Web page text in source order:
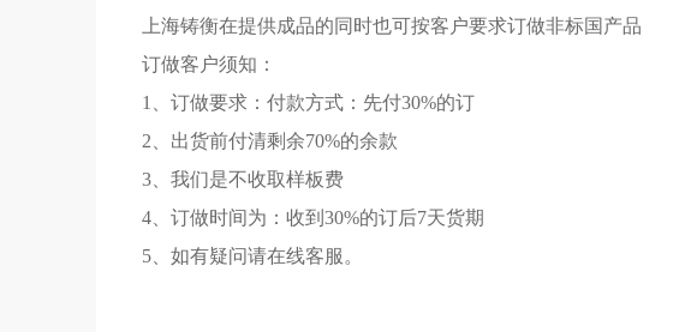
上海铸衡在提供成品的同时也可按客户要求订做非标国产品
订做客户须知：
1、订做要求：付款方式：先付30%的订
2、出货前付清剩余70%的余款
3、我们是不收取样板费
4、订做时间为：收到30%的订后7天货期
5、如有疑问请在线客服。